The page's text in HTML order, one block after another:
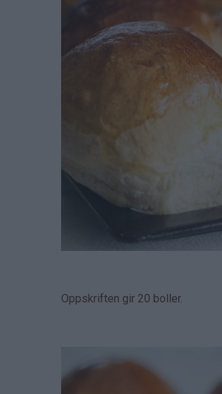
Oppskriften gir 20 boller.